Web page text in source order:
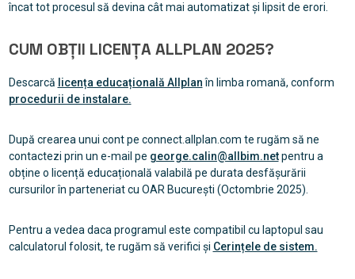
încat tot procesul să devina cât mai automatizat și lipsit de erori.
CUM OBȚII LICENȚA ALLPLAN 2025?
Descarcă licența educațională Allplanîn limba romană, conform
procedurii de instalare.
După crearea unui cont pe connect.allplan.com te rugăm să ne
contactezi prin un e-mail pe george.calin@allbim.netpentru a
obține o licență educațională valabilă pe durata desfășurării
cursurilor în parteneriat cu OAR București (Octombrie 2025).
Pentru a vedea daca programul este compatibil cu laptopul sau
calculatorul folosit, te rugăm să verifici și Cerințele de sistem.